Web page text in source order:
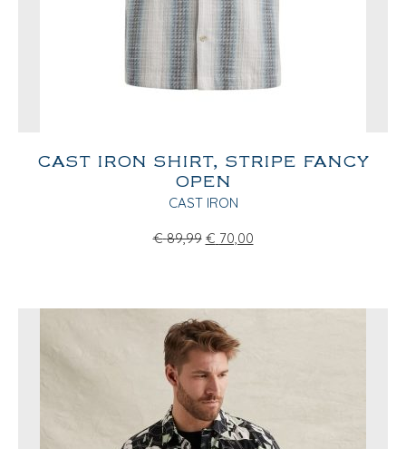
CAST IRON SHIRT, STRIPE FANCY
OPEN
CAST IRON
€ 89,99 € 70,00